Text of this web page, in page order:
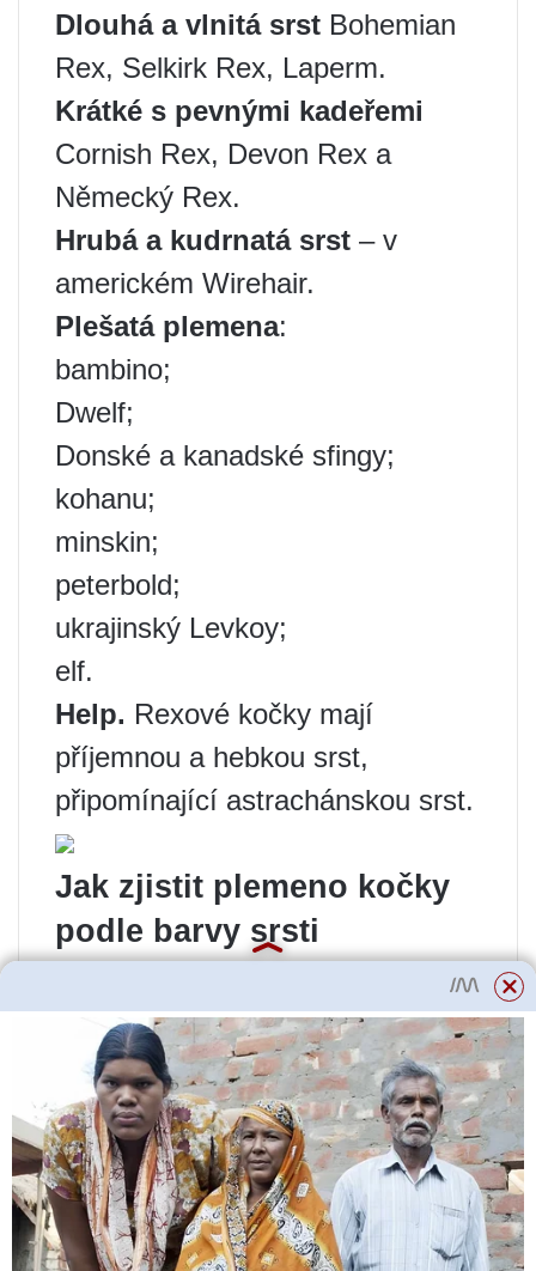
Dlouhá a vlnitá srst Bohemian
Rex, Selkirk Rex, Laperm.
Krátké s pevnými kadeřemi
Cornish Rex, Devon Rex a
Německý Rex.
Hrubá a kudrnatá srst – v
americkém Wirehair.
Plešatá plemena:
bambino;
Dwelf;
Donské a kanadské sfingy;
kohanu;
minskin;
peterbold;
ukrajinský Levkoy;
elf.
Help. Rexové kočky mají
příjemnou a hebkou srst,
připomínající astrachánskou srst.
Jak zjistit plemeno kočky
podle barvy srsti
rozmanitostí barev příznivě
srovnávají s běžnými dvorními
kočkami. U těch druhých je to
často jednoduché – tříbarevné,
strakaté a pruhované, jedno- a
dvoubarevné.